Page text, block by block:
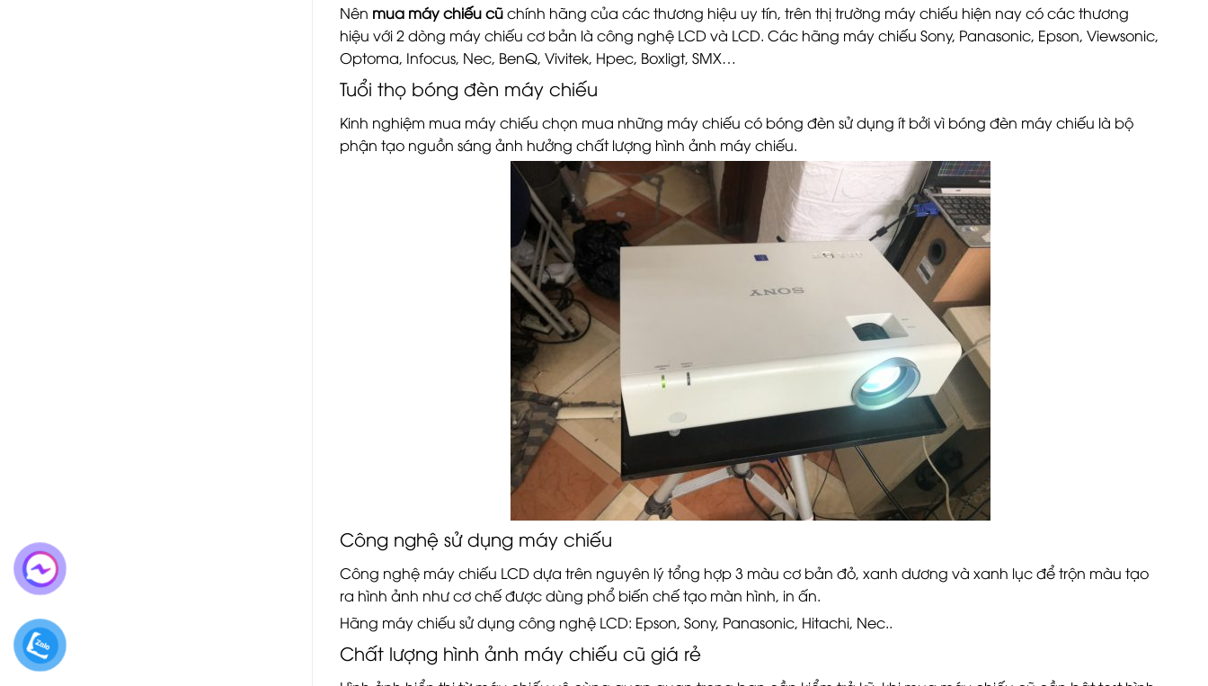
Nên mua máy chiếu cũchính hãng của các thương hiệu uy tín, trên thị trường máy chiếu hiện nay có các thương
hiệu với 2 dòng máy chiếu cơ bản là công nghệ LCD và LCD. Các hãng máy chiếu Sony, Panasonic, Epson, Viewsonic,
Optoma, Infocus, Nec, BenQ, Vivitek, Hpec, Boxligt, SMX…
Tuổi thọ bóng đèn máy chiếu
Kinh nghiệm mua máy chiếu chọn mua những máy chiếu có bóng đèn sử dụng ít bởi vì bóng đèn máy chiếu là bộ
phận tạo nguồn sáng ảnh hưởng chất lượng hình ảnh máy chiếu.
Công nghệ sử dụng máy chiếu
Công nghệ máy chiếu LCD dựa trên nguyên lý tổng hợp 3 màu cơ bản đỏ, xanh dương và xanh lục để trộn màu tạo
ra hình ảnh như cơ chế được dùng phổ biến chế tạo màn hình, in ấn.
Hãng máy chiếu sử dụng công nghệ LCD: Epson, Sony, Panasonic, Hitachi, Nec..
Chất lượng hình ảnh máy chiếu cũ giá rẻ